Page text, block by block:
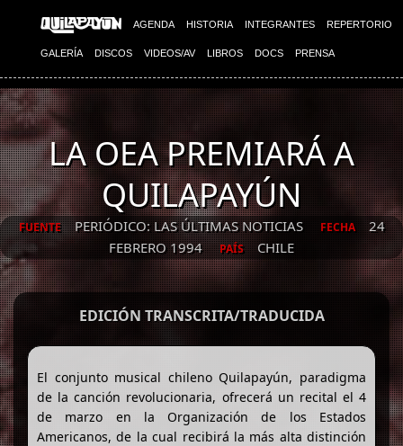
AGENDA HISTORIA INTEGRANTES REPERTORIO
GALERÍA DISCOS VIDEOS/AV LIBROS DOCS PRENSA
LA OEA PREMIARÁ A
QUILAPAYÚN
FUENTE PERIÓDICO: LAS ÚLTIMAS NOTICIAS FECHA
24
FEBRERO 1994
PAÍS CHILE
EDICIÓN TRANSCRITA/TRADUCIDA
El conjunto musical chileno Quilapayún, paradigma
de la canción revolucionaria, ofrecerá un recital el 4
de marzo en la Organización de los Estados
Americanos, de la cual recibirá la más alta distinción